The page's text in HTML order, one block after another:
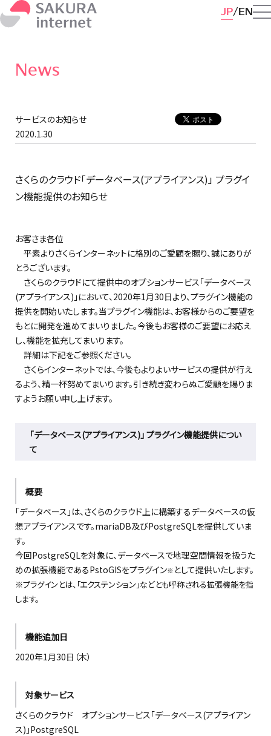
JP EN
News
サービスのお知らせ
2020.1.30
さくらのクラウド「データベース(アプライアンス)」 プラグイ
ン機能提供のお知らせ
お客さま各位
平素よりさくらインターネットに格別のご愛顧を賜り、誠にありが
とうございます。
さくらのクラウドにて提供中のオプションサービス「データベース
(アプライアンス)」において、2020年1月30日より、プラグイン機能の
提供を開始いたします。当プラグイン機能は、お客様からのご要望を
もとに開発を進めてまいりました。今後もお客様のご要望にお応え
し、機能を拡充してまいります。
詳細は下記をご参照ください。
さくらインターネットでは、今後もよりよいサービスの提供が行え
るよう、精一杯努めてまいります。引き続き変わらぬご愛顧を賜りま
すようお願い申し上げます。
「データベース(アプライアンス)」 プラグイン機能提供につい
て
概要
「データベース」は、さくらのクラウド上に構築するデータベースの仮
想アプライアンスです。mariaDB及びPostgreSQLを提供していま
す。
今回PostgreSQLを対象に、データベースで地理空間情報を扱うた
めの拡張機能であるPstoGISをプラグイン※ として提供いたします。
※プラグインとは、「エクステンション」などとも呼称される拡張機能を指
します。
機能追加日
2020年1月30日（木）
対象サービス
さくらのクラウド オプションサービス「データベース(アプライアン
ス)」PostgreSQL